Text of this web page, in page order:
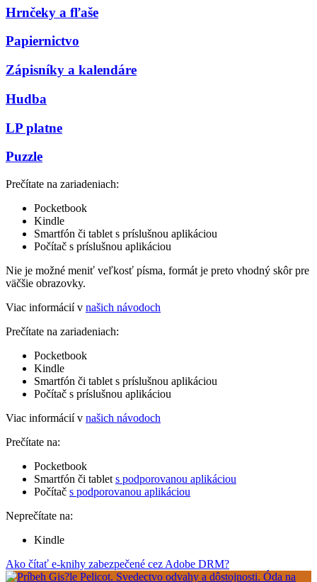
Hrnčeky a fľaše
Papiernictvo
Zápisníky a kalendáre
Hudba
LP platne
Puzzle
Prečítate na zariadeniach:
Pocketbook
Kindle
Smartfón či tablet s príslušnou aplikáciou
Počítač s príslušnou aplikáciou
Nie je možné meniť veľkosť písma, formát je preto vhodný skôr pre
väčšie obrazovky.
Viac informácií v našich návodoch
Prečítate na zariadeniach:
Pocketbook
Kindle
Smartfón či tablet s príslušnou aplikáciou
Počítač s príslušnou aplikáciou
Viac informácií v našich návodoch
Prečítate na:
Pocketbook
Smartfón či tablet s podporovanou aplikáciou
Počítač s podporovanou aplikáciou
Neprečítate na:
Kindle
Ako čítať e-knihy zabezpečené cez Adobe DRM?